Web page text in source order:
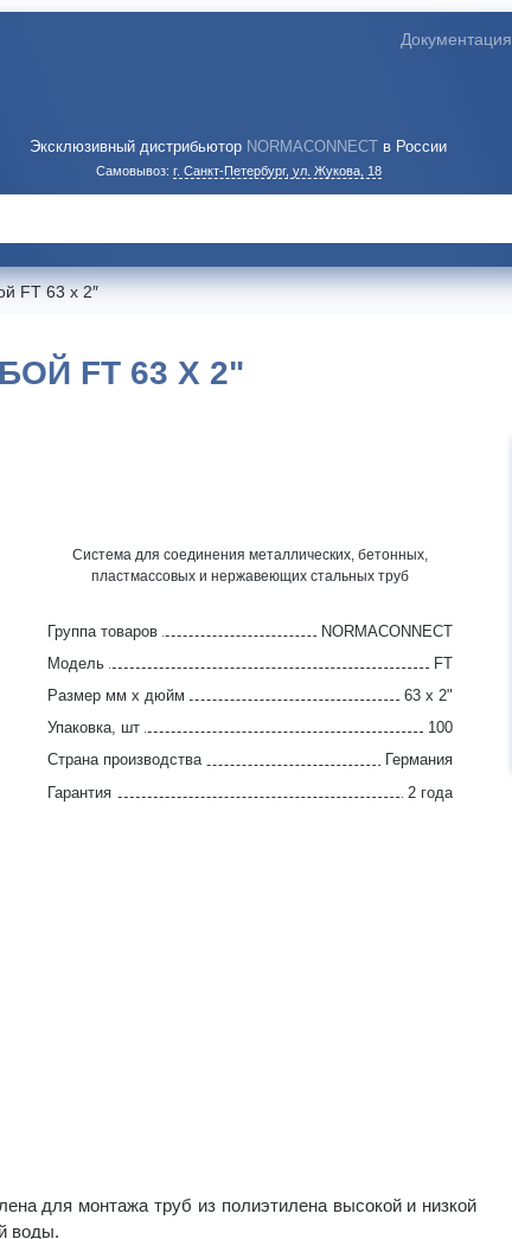
Документация
Эксклюзивный дистрибьютор NORMACONNECT в России
Самовывоз: г. Санкт-Петербург, ул. Жукова, 18
FT 63 x 2″
FT 63 X 2"
Система для соединения металлических, бетонных,
пластмассовых и нержавеющих стальных труб
Группа товаров
NORMACONNECT
Модель
FT
Размер мм x дюйм
63 x 2"
Упаковка, шт
100
Страна производства
Германия
Гарантия
2 года
для монтажа труб из полиэтилена высокой и низкой
воды.